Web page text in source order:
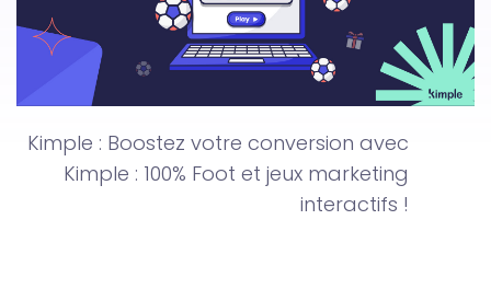
Kimple : Boostez votre conversion avec
Kimple : 100% Foot et jeux marketing
interactifs !